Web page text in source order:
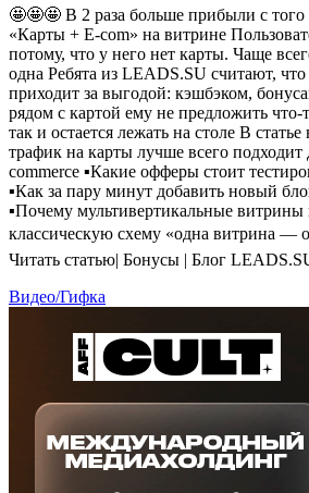
🤩🤩🤩 В 2 раза больше прибыли с того
«Карты + E-com» на витрине
потому, что у него нет карты. Чаще
одна Ребята из LEADS.SU считают,
приходит за выгодой: кэшбэком,
рядом с картой ему не предложить
так и остается лежать на столе В
трафик на карты лучше всего подходит
commerce ▪️Какие офферы стоит
▪️Как за пару минут добавить новый
▪️Почему мультивертикальные
классическую схему «одна витрина —
Читать статью| Бонусы | Блог
Видео/Гифка